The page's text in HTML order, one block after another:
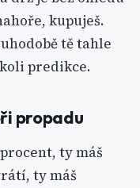
kupuješ.
tě tahle
predikce.
propadu
ty máš
ty máš